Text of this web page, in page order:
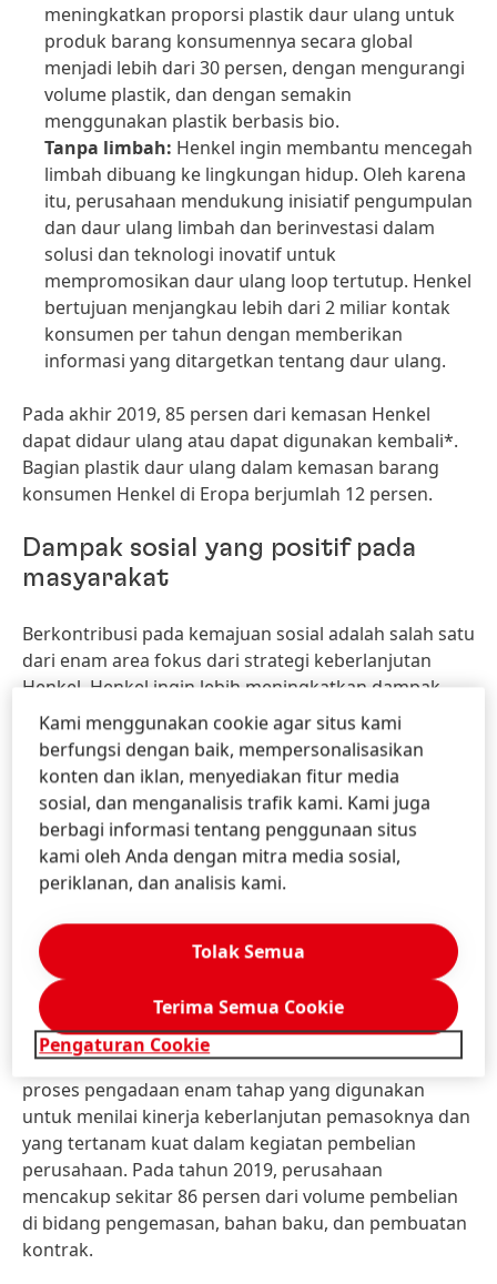
meningkatkan proporsi plastik daur ulang untuk
produk barang konsumennya secara global
menjadi lebih dari 30 persen, dengan mengurangi
volume plastik, dan dengan semakin
menggunakan plastik berbasis bio.
Tanpa limbah: Henkel ingin membantu mencegah
limbah dibuang ke lingkungan hidup. Oleh karena
itu, perusahaan mendukung inisiatif pengumpulan
dan daur ulang limbah dan berinvestasi dalam
solusi dan teknologi inovatif untuk
mempromosikan daur ulang loop tertutup. Henkel
bertujuan menjangkau lebih dari 2 miliar kontak
konsumen per tahun dengan memberikan
informasi yang ditargetkan tentang daur ulang.
Pada akhir 2019, 85 persen dari kemasan Henkel
dapat didaur ulang atau dapat digunakan kembali*.
Bagian plastik daur ulang dalam kemasan barang
konsumen Henkel di Eropa berjumlah 12 persen.
Dampak sosial yang positif pada
masyarakat
Berkontribusi pada kemajuan sosial adalah salah satu
dari enam area fokus dari strategi keberlanjutan
Henkel. Henkel ingin lebih meningkatkan dampak
sosial positifnya pada masyarakat pada tahun 2025
melalui sumber yang bertanggung jawab 100%,
dengan memanfaatkan lebih dari 50.000
karyawannya, yang telah dilatih sebagai duta
keberlanjutan dan dengan membantu meningkatkan
20 juta jiwa secara global.
Sumber yang bertanggung jawab
Henkel melakukan dialog intensif dengan para
pemasok untuk mempromosikan praktik-praktik
berkelanjutan dan menghormati hak asasi manusia
di sepanjang rantai nilai. Elemen kunci dari strategi
pengadaan Henkel yang bertanggung jawab adalah
proses pengadaan enam tahap yang digunakan
untuk menilai kinerja keberlanjutan pemasoknya dan
yang tertanam kuat dalam kegiatan pembelian
perusahaan. Pada tahun 2019, perusahaan
mencakup sekitar 86 persen dari volume pembelian
di bidang pengemasan, bahan baku, dan pembuatan
kontrak.
Kami menggunakan cookie agar situs kami
berfungsi dengan baik, mempersonalisasikan
konten dan iklan, menyediakan fitur media
sosial, dan menganalisis trafik kami. Kami juga
berbagi informasi tentang penggunaan situs
kami oleh Anda dengan mitra media sosial,
periklanan, dan analisis kami.
Pengaturan Cookie
Tolak Semua
Terima Semua Cookie